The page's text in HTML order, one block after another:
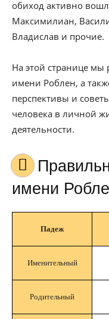
обиход активно
Максимилиан,
Владислав и прочие.
На этой странице мы
имени Роблен, а
перспективы и
человека в личной
деятельности.
Правильное склонение
имени
Падеж
Именительный
Родительный